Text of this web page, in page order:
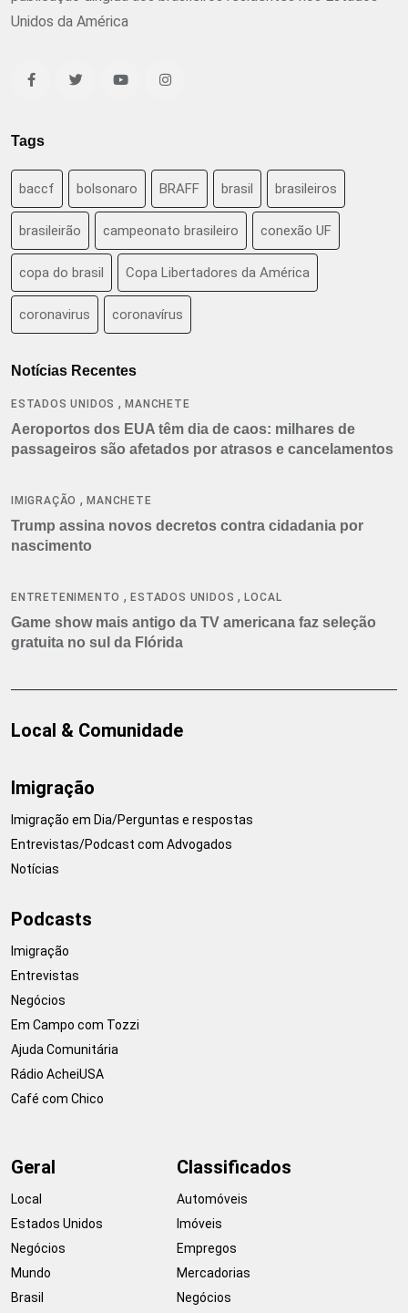
Unidos da América
Tags
baccf bolsonaro BRAFF brasil brasileiros
brasileirão campeonato brasileiro conexão UF
copa do brasil Copa Libertadores da América
coronavirus coronavírus
Notícias Recentes
ESTADOS UNIDOS ,MANCHETE
Aeroportos dos EUA têm dia de caos: milhares de
passageiros são afetados por atrasos e cancelamentos
IMIGRAÇÃO ,MANCHETE
Trump assina novos decretos contra cidadania por
nascimento
ENTRETENIMENTO ,ESTADOS UNIDOS ,LOCAL
Game show mais antigo da TV americana faz seleção
gratuita no sul da Flórida
Local & Comunidade
Imigração
Imigração em Dia/Perguntas e respostas
Entrevistas/Podcast com Advogados
Notícias
Podcasts
Imigração
Entrevistas
Negócios
Em Campo com Tozzi
Ajuda Comunitária
Rádio AcheiUSA
Café com Chico
Geral
Local
Estados Unidos
Negócios
Mundo
Brasil
Classificados
Automóveis
Imóveis
Empregos
Mercadorias
Negócios